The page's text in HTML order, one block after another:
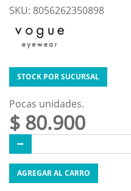
SKU: 8056262350898
STOCK POR SUCURSAL
Pocas unidades.
$ 80.900
AGREGAR AL CARRO